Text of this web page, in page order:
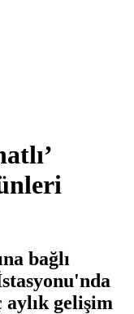
bağlı
gelişim